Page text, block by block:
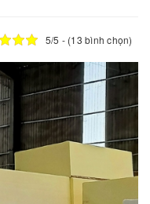
5/5 - (13 bình chọn)